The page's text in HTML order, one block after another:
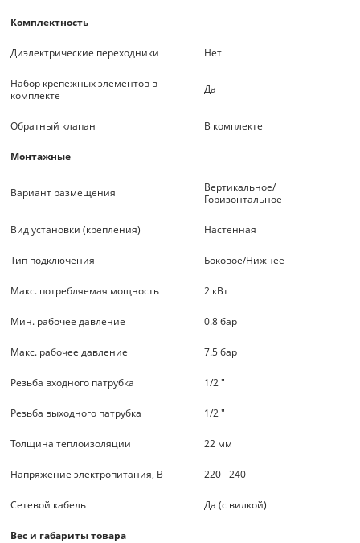
Комплектность
Диэлектрические переходники Нет
Набор крепежных элементов в
комплекте
Да
Обратный клапан В комплекте
Монтажные
Вариант размещения
Вертикальное/
Горизонтальное
Вид установки (крепления) Настенная
Тип подключения Боковое/Нижнее
Макс. потребляемая мощность 2 кВт
Мин. рабочее давление 0.8 бар
Макс. рабочее давление 7.5 бар
Резьба входного патрубка 1/2 "
Резьба выходного патрубка 1/2 "
Толщина теплоизоляции 22 мм
Напряжение электропитания, В 220 - 240
Сетевой кабель Да (с вилкой)
Вес и габариты товара